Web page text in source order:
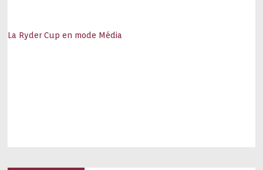
La Ryder Cup en mode Média